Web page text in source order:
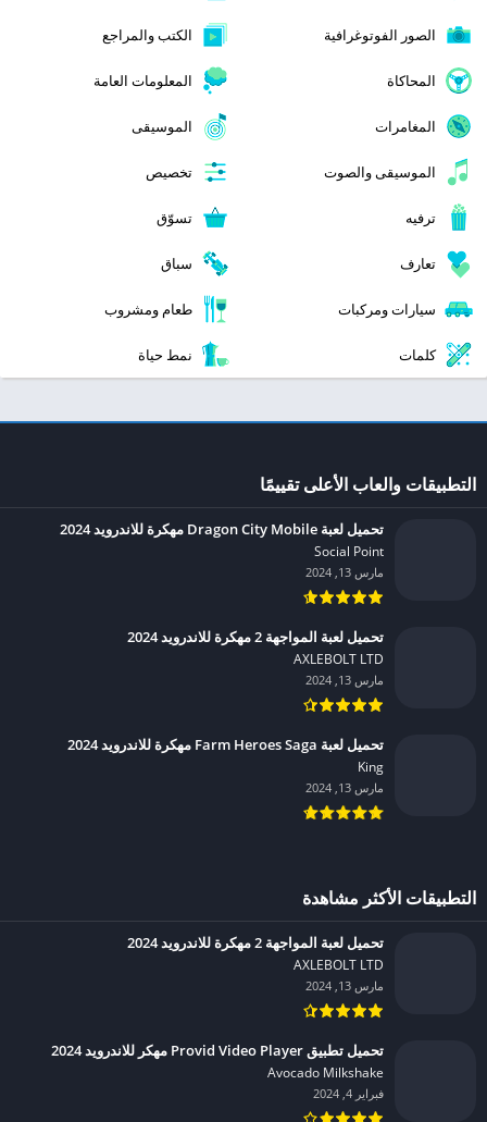
الصور الفوتوغرافية الكتب والمراجع
المحاكاة المعلومات العامة
المغامرات الموسيقى
الموسيقى والصوت تخصيص
ترفيه تسوّق
تعارف سباق
سيارات ومركبات طعام ومشروب
كلمات نمط حياة
التطبيقات والعاب الأعلى تقييمًا
تحميل لعبة Dragon City Mobile مهكرة للاندرويد 2024
Social Point‏
مارس 13, 2024
تحميل لعبة المواجهة 2 مهكرة للاندرويد 2024
AXLEBOLT LTD‏
مارس 13, 2024
تحميل لعبة Farm Heroes Saga مهكرة للاندرويد 2024
King‏
مارس 13, 2024
التطبيقات الأكثر مشاهدة
تحميل لعبة المواجهة 2 مهكرة للاندرويد 2024
AXLEBOLT LTD‏
مارس 13, 2024
تحميل تطبيق Provid Video Player مهكر للاندرويد 2024
Avocado Milkshake‏
فبراير 4, 2024